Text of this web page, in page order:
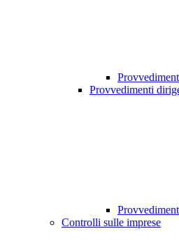
Provvedimenti
Controlli sulle imprese